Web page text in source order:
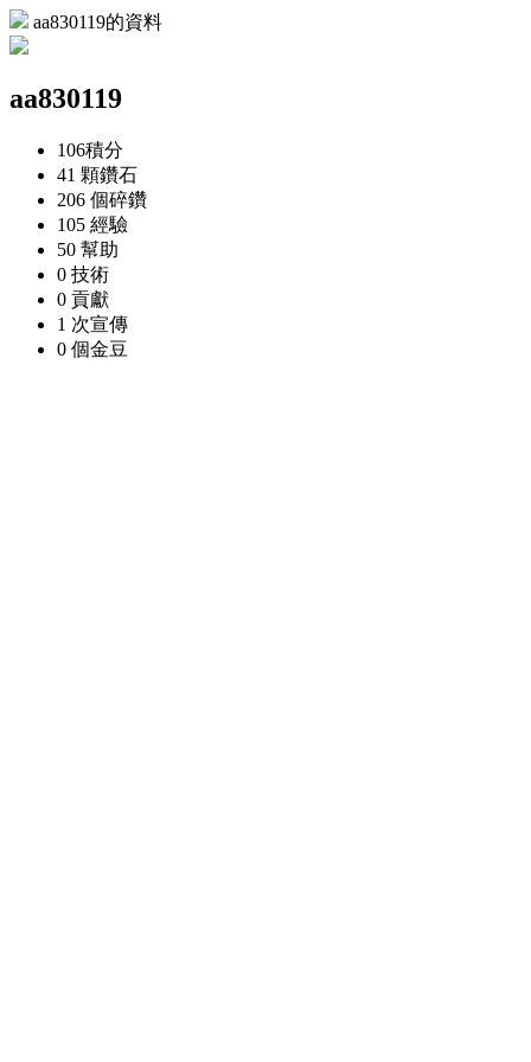
aa830119的資料
aa830119
106積分
41 顆鑽石
206 個碎鑽
105 經驗
50 幫助
0 技術
0 貢獻
1 次宣傳
0 個金豆